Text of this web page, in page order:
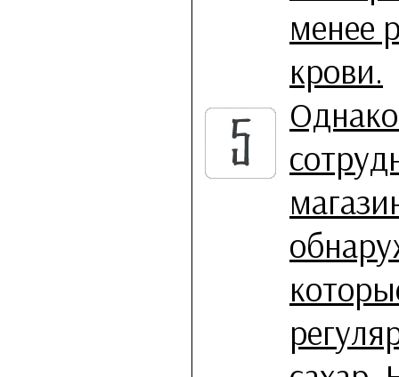
менее
крови.